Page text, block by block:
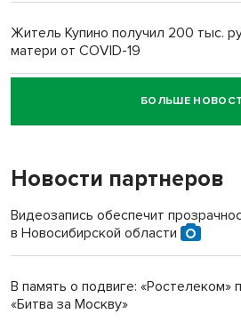
Житель Купино получил 200 тыс.
матери от COVID-19
Новосибирский суд наказал
пенсионерки на вокзале
БОЛЬШЕ
Новости партнеров
Видеозапись обеспечит
в Новосибирской области
В память о подвиге: «Ростелеком»
«Битва за Москву»